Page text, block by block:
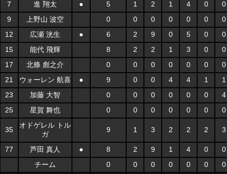
7
進 翔太 ● 5 1 2 1 4 0
0
9
上野山 波空 0 0 0 0 0 0
0
12
広瀬 洸生 ● 6 2 9 0 5 0
0
15
能代 飛輝 8 2 2 1 3 0
0
17
北條 彪之介 0 0 0 0 0 0
0
21
ウォーレン 航喜 ● 9 0 0 4 4 1
1
23
加藤 大智 0 0 0 0 0 0
4
25
星賀 舞也 0 0 0 0 0 0 0
35
オドゲレル トル
ガ
9 1 3 2 2 2 3
77 芦田 真人 ● 8 2 9 1 4 0
0
チーム
0 0 0 0 0 0 0